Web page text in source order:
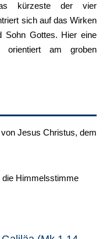
kürzeste der vier
sich auf das Wirken
Sohn Gottes. Hier eine
orientiert am groben
Jesus Christus, dem
die Himmelsstimme